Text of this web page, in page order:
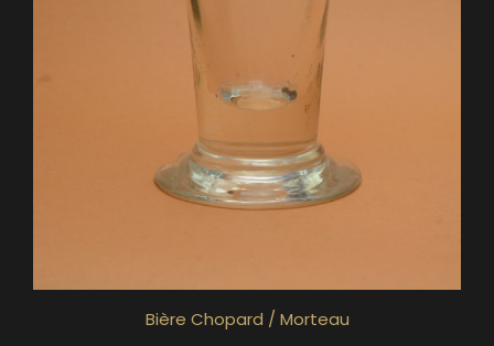
Bière Chopard / Morteau